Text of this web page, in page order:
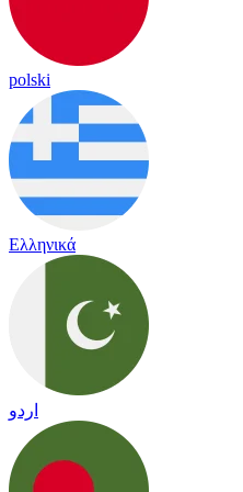
polski
Ελληνικά
اردو